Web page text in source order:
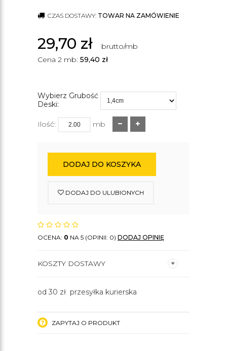
CZAS DOSTAWY: TOWAR NA ZAMÓWIENIE
29,70 zł
brutto/mb
Cena 2 mb: 59,40 zł
Wybierz Grubość
Deski:
Ilość: mb
DODAJ DO KOSZYKA
DODAJ DO ULUBIONYCH
OCENA: 0 NA 5 (OPINII: 0) DODAJ OPINIĘ
KOSZTY DOSTAWY
od 30 zł przesyłka kurierska
ZAPYTAJ O PRODUKT